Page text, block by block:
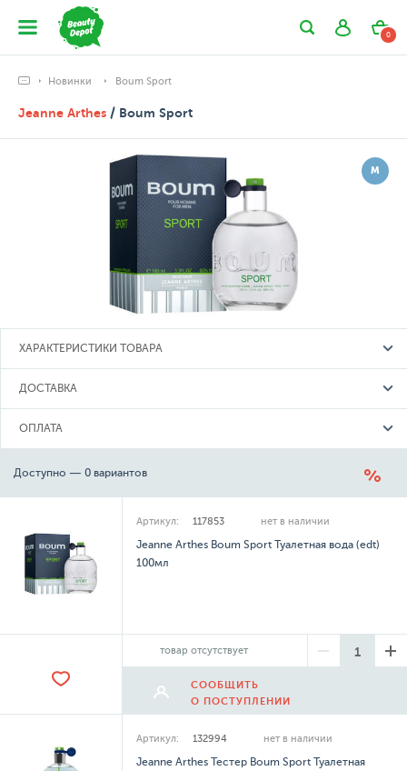
0
Новинки Boum Sport
Jeanne Arthes / Boum Sport
М
ХАРАКТЕРИСТИКИ ТОВАРА
ДОСТАВКА
ОПЛАТА
Доступно — 0 вариантов
Артикул: 117853 нет в наличии
Jeanne Arthes Boum Sport Туалетная вода (edt)
100мл
товар отсутствует
СООБЩИТЬ
О ПОСТУПЛЕНИИ
Артикул: 132994 нет в наличии
Jeanne Arthes Тестер Boum Sport Туалетная